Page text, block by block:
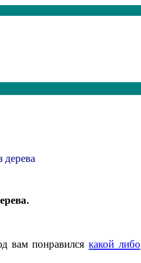
дерева
вам понравилсякакой либо